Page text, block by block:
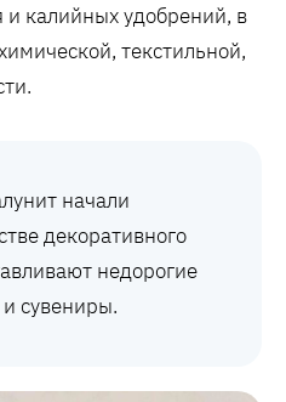
калийных удобрений, в
текстильной,
начали
декоративного
недорогие
сувениры.